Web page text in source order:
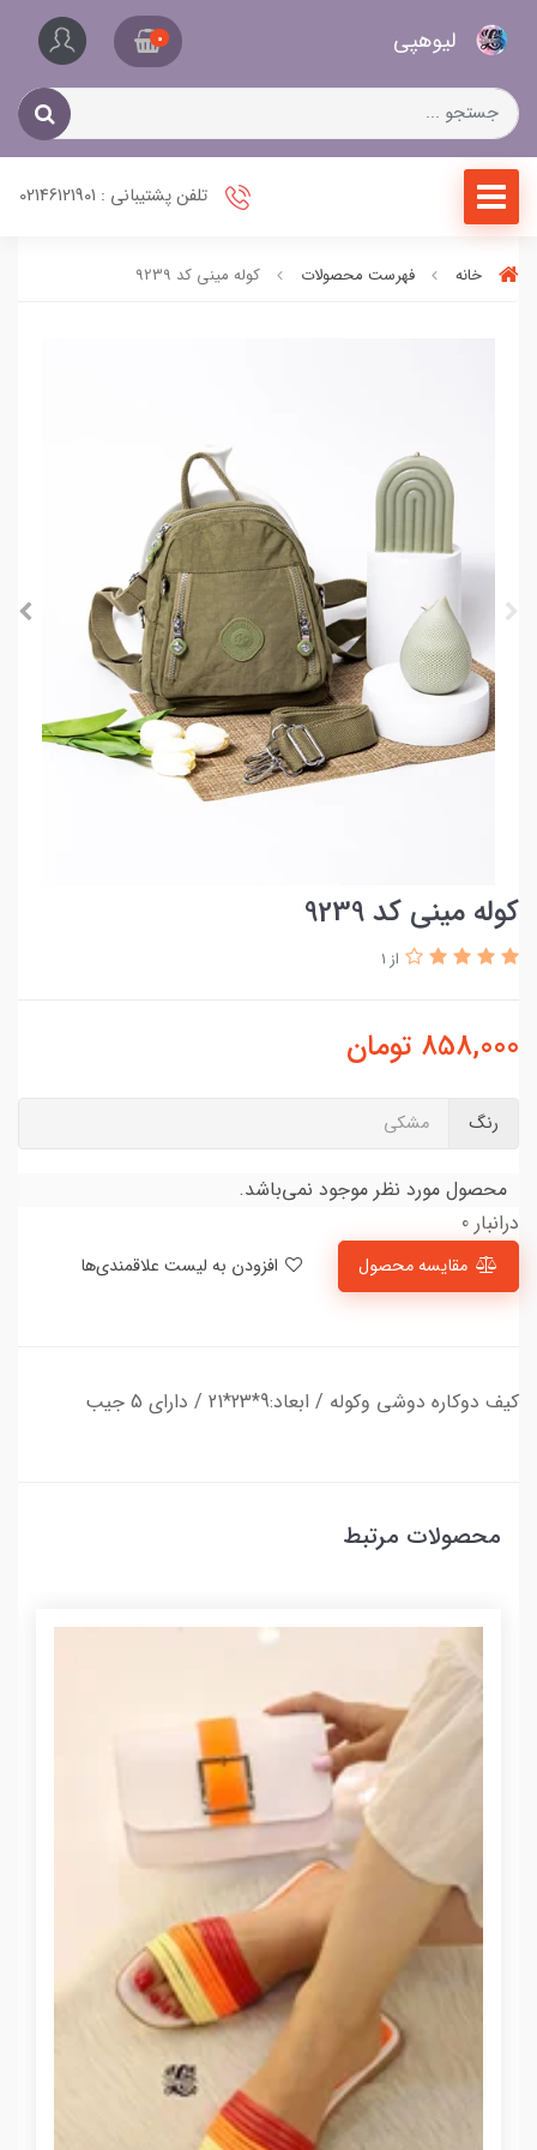
لیو‌هپی 0
تلفن پشتیبانی : 02146121901
خانه فهرست محصولات کوله مینی کد 9239
کوله مینی کد 9239
از 1
858,000 تومان
رنگ مشکی
محصول مورد نظر موجود نمی‌باشد.
درانبار 0
مقایسه محصول
کیف دوکاره دوشی وکوله / ابعاد:9*23*21 / دارای 5 جیب
محصولات مرتبط